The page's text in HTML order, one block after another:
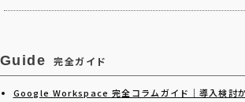
Guide 完全ガイド
Google Workspace 完全コラムガイド｜導入検討